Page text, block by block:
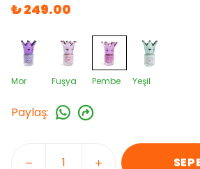
₺ 249.00
Mor Fuşya Pembe Yeşil
Paylaş: